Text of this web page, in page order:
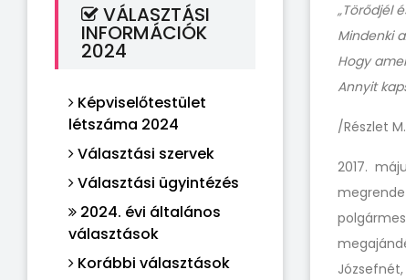
VÁLASZTÁSI
INFORMÁCIÓK
2024
Képviselőtestület
létszáma 2024
Választási szervek
Választási ügyintézés
2024. évi általános
választások
Korábbi választások
„Törődjél
Mindenki
Hogy
Annyit
/Részlet
2017.